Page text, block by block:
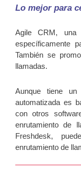
Lo mejor para
Agile CRM, una
específicamente
También se
llamadas.
Aunque tiene
automatizada es
con otros
enrutamiento de
Freshdesk,
enrutamiento de